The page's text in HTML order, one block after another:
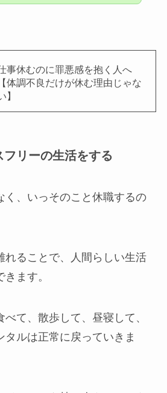
事休むのに罪悪感を抱く人へ
【体調不良だけが休む理由じゃな
】
リーの生活をする
く、いっそのこと休職するの
れることで、人間らしい生活
ます。
て、散歩して、昼寝して、
タルは正常に戻っていきま